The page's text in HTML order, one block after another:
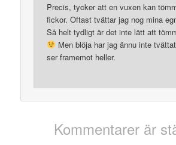
Precis, tycker att en vuxen kan
fickor. Oftast tvättar jag nog mina
Så helt tydligt är det inte lätt att
Men blöja har jag ännu inte
ser framemot heller.
Kommentarer är